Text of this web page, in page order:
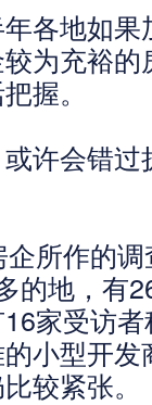
各地如
为充裕
握。
许会错
所作的
的地，有
家受访
小型开
较紧张。